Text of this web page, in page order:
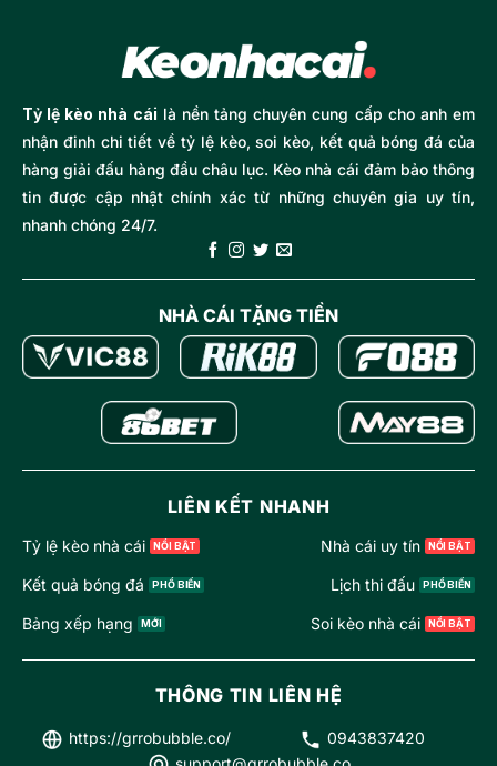
Tỷ lệ kèo nhà cái là nền tảng chuyên cung cấp cho anh em
nhận đinh chi tiết về tỷ lệ kèo, soi kèo, kết quả bóng đá của
hàng giải đấu hàng đầu châu lục. Kèo nhà cái đảm bảo thông
tin được cập nhật chính xác từ những chuyên gia uy tín,
nhanh chóng 24/7.
LIÊN KẾT NHANH
Tỷ lệ kèo nhà cái Nhà cái uy tín
Kết quả bóng đá Lịch thi đấu
Bảng xếp hạng Soi kèo nhà cái
THÔNG TIN LIÊN HỆ
https://grrobubble.co/
0943837420
NHÀ CÁI TẶNG TIỀN